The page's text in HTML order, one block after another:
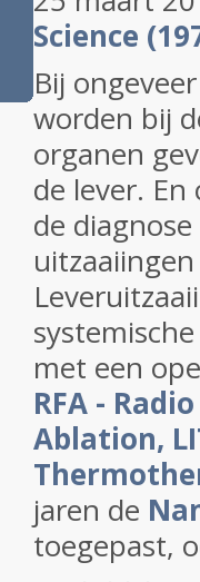
Science
Bij
worden bij
organen
de lever.
de
met een
RFA -
Ablation,
jaren de
toegepast,